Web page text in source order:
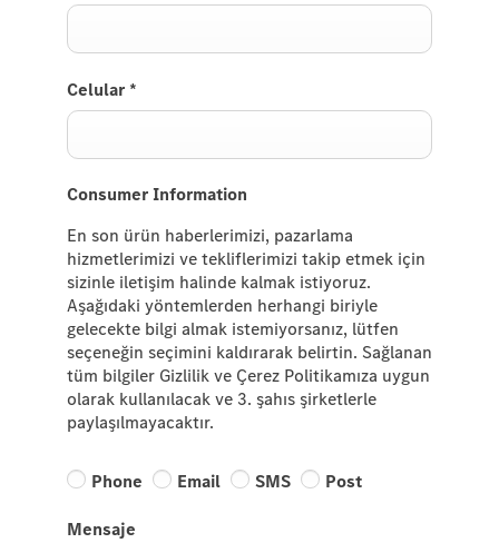
Celular *
Consumer Information
En son ürün haberlerimizi, pazarlama
hizmetlerimizi ve tekliflerimizi takip etmek için
sizinle iletişim halinde kalmak istiyoruz.
Aşağıdaki yöntemlerden herhangi biriyle
gelecekte bilgi almak istemiyorsanız, lütfen
seçeneğin seçimini kaldırarak belirtin. Sağlanan
tüm bilgiler Gizlilik ve Çerez Politikamıza uygun
olarak kullanılacak ve 3. şahıs şirketlerle
paylaşılmayacaktır.
Phone Email SMS Post
Mensaje